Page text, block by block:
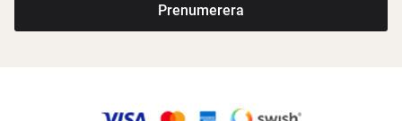
Prenumerera